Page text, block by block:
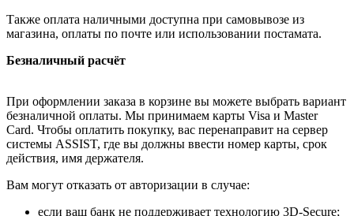
Также оплата наличными доступна при самовывозе из
магазина, оплаты по почте или использовании постамата.
Безналичный расчёт
При оформлении заказа в корзине вы можете выбрать вариант
безналичной оплаты. Мы принимаем карты Visa и Master
Card. Чтобы оплатить покупку, вас перенаправит на сервер
системы ASSIST, где вы должны ввести номер карты, срок
действия, имя держателя.
Вам могут отказать от авторизации в случае:
если ваш банк не поддерживает технологию 3D-Secure;